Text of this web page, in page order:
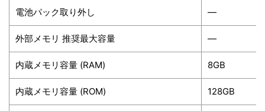
電池パック取り外し ―
外部メモリ 推奨最大容量 ―
内蔵メモリ容量 (RAM) 8GB
内蔵メモリ容量 (ROM) 128GB